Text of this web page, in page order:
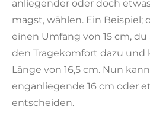
anliegender oder doch
magst, wählen. Ein Beispiel;
einen Umfang von 15 cm, du
den Tragekomfort dazu und
Länge von 16,5 cm. Nun
enganliegende 16 cm oder
entscheiden.